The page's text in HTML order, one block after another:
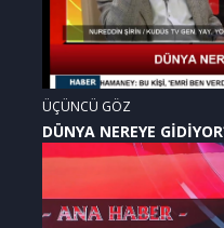
ÜÇÜNCÜ GÖZ
DÜNYA NEREYE